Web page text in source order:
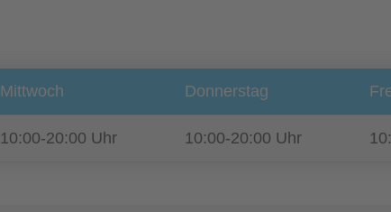
Mittwoch Donnerstag
10:00-20:00 Uhr 10:00-20:00 Uhr